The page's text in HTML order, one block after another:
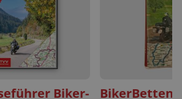
Biker-
BikerBetten